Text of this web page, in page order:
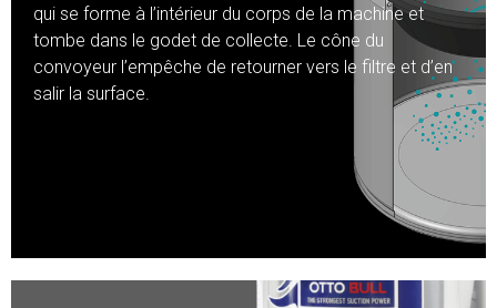
qui se forme à l’intérieur du corps de la machine et
tombe dans le godet de collecte. Le cône du
convoyeur l’empêche de retourner vers le filtre et d’en
salir la surface.